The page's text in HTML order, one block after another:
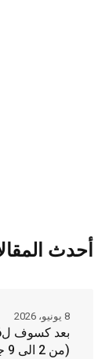
أحدث
(من 2 الى 9 جويلية 2026)
8 يونيو، 2026